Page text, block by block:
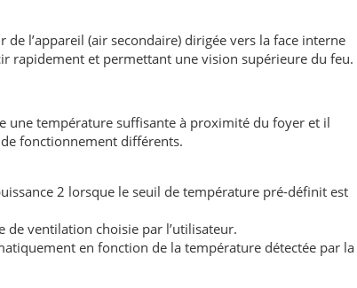
de l’appareil (air secondaire) dirigée vers la face interne
rapidement et permettant une vision supérieure du feu.
une température suffisante à proximité du foyer et il
fonctionnement différents.
2 lorsque le seuil de température pré-définit est
de ventilation choisie par l’utilisateur.
en fonction de la température détectée par la